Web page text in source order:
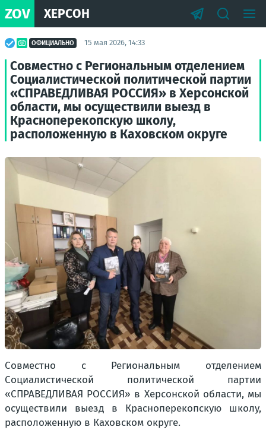
ZOV ХЕРСОН
ОФИЦИАЛЬНО 15 мая 2026, 14:33
Совместно с Региональным отделением
Социалистической политической партии
«СПРАВЕДЛИВАЯ РОССИЯ» в Херсонской
области, мы осуществили выезд в
Красноперекопскую школу,
расположенную в Каховском округе
Совместно с Региональным отделением
Социалистической политической партии
«СПРАВЕДЛИВАЯ РОССИЯ» в Херсонской области, мы
осуществили выезд в Красноперекопскую школу,
расположенную в Каховском округе.